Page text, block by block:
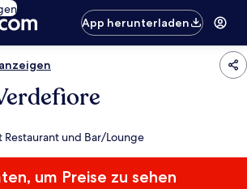
App herunterladen
und Bar/Lounge
um Preise zu sehen